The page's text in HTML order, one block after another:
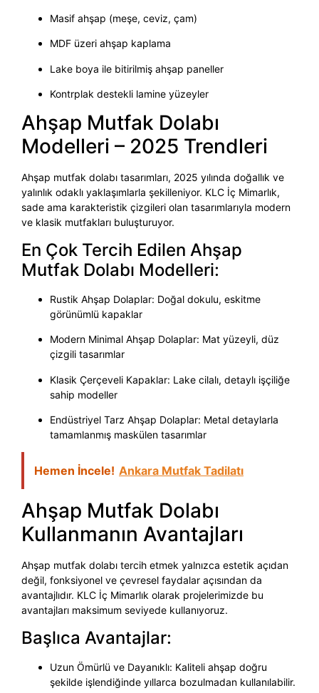
Masif ahşap (meşe, ceviz, çam)
MDF üzeri ahşap kaplama
Lake boya ile bitirilmiş ahşap paneller
Kontrplak destekli lamine yüzeyler
Ahşap Mutfak Dolabı
Modelleri – 2025 Trendleri
Ahşap mutfak dolabı tasarımları, 2025 yılında doğallık ve
yalınlık odaklı yaklaşımlarla şekilleniyor. KLC İç Mimarlık,
sade ama karakteristik çizgileri olan tasarımlarıyla modern
ve klasik mutfakları buluşturuyor.
En Çok Tercih Edilen Ahşap
Mutfak Dolabı Modelleri:
Rustik Ahşap Dolaplar: Doğal dokulu, eskitme
görünümlü kapaklar
Modern Minimal Ahşap Dolaplar: Mat yüzeyli, düz
çizgili tasarımlar
Klasik Çerçeveli Kapaklar: Lake cilalı, detaylı işçiliğe
sahip modeller
Endüstriyel Tarz Ahşap Dolaplar: Metal detaylarla
tamamlanmış maskülen tasarımlar
Hemen İncele! Ankara Mutfak Tadilatı
Ahşap Mutfak Dolabı
Kullanmanın Avantajları
Ahşap mutfak dolabı tercih etmek yalnızca estetik açıdan
değil, fonksiyonel ve çevresel faydalar açısından da
avantajlıdır. KLC İç Mimarlık olarak projelerimizde bu
avantajları maksimum seviyede kullanıyoruz.
Başlıca Avantajlar:
Uzun Ömürlü ve Dayanıklı: Kaliteli ahşap doğru
şekilde işlendiğinde yıllarca bozulmadan kullanılabilir.